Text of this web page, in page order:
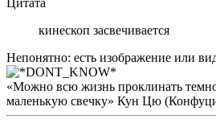
Цитата
кинескоп засвечивается
Непонятно: есть изображение или
«Можно всю жизнь проклинать
маленькую свечку» Кун Цю